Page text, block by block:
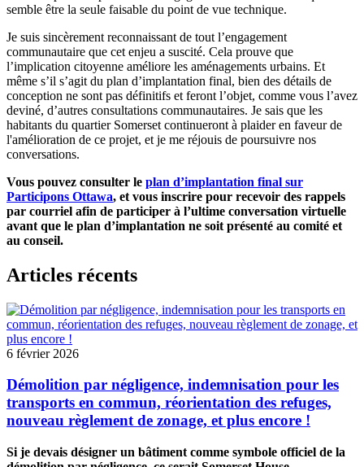
semble être la seule faisable du point de vue technique.
Je suis sincèrement reconnaissant de tout l’engagement
communautaire que cet enjeu a suscité. Cela prouve que
l’implication citoyenne améliore les aménagements urbains. Et
même s’il s’agit du plan d’implantation final, bien des détails de
conception ne sont pas définitifs et feront l’objet, comme vous l’avez
deviné, d’autres consultations communautaires. Je sais que les
habitants du quartier Somerset continueront à plaider en faveur de
l'amélioration de ce projet, et je me réjouis de poursuivre nos
conversations.
Vous pouvez consulter le plan d’implantation final sur
Participons Ottawa, et vous inscrire pour recevoir des rappels
par courriel afin de participer à l’ultime conversation virtuelle
avant que le plan d’implantation ne soit présenté au comité et
au conseil.
Articles récents
6 février 2026
Démolition par négligence, indemnisation pour les
transports en commun, réorientation des refuges,
nouveau règlement de zonage, et plus encore !
Si je devais désigner un bâtiment comme symbole officiel de la